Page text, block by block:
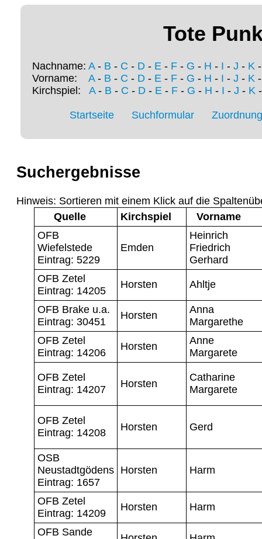
Tote
Nachname: A- B - C - D - E - F - G - H - I - J - K
Vorname: A- B - C - D - E - F - G - H - I - J - K
Kirchspiel: A- B - C - D- E- F- G - H - I - J - K
Startseite Suchformular
Suchergebnisse
Hinweis: Sortieren mit einem Klick auf die
Quelle
Kirchspiel
Vorname
OFB
Wiefelstede
Eintrag: 5229
Emden
Heinrich
Friedrich
Gerhard
OFB Zetel
Eintrag: 14205
Horsten Ahltje
OFB Brake u.a.
Eintrag: 30451
Horsten
Anna
Margarethe
OFB Zetel
Eintrag: 14206
Horsten
Anne
Margarete
OFB Zetel
Eintrag: 14207
Horsten
Catharine
Margarete
OFB Zetel
Eintrag: 14208
Horsten Gerd
OSB
Neustadtgödens
Eintrag: 1657
Horsten Harm
OFB Zetel
Eintrag: 14209
Horsten Harm
OFB Sande